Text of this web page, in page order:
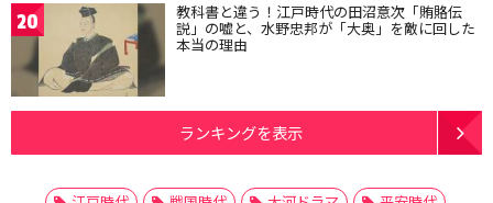
20 教科書と違う！江戸時代の田沼意次「賄賂伝
説」の嘘と、水野忠邦が「大奥」を敵に回した
本当の理由
ランキングを表示